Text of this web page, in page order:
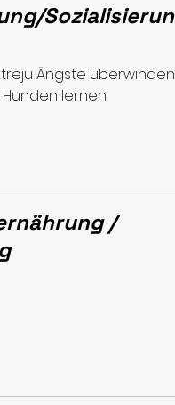
Sozialisierun
Ängste überwinden
lernen
/